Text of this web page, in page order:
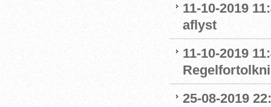
11-10-2019
aflyst
11-10-2019
25-08-2019